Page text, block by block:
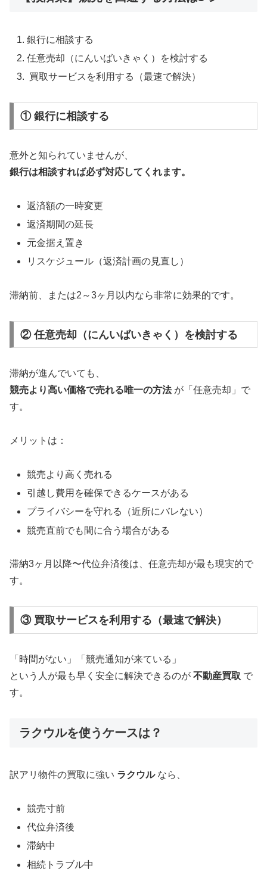
銀行に相談する
任意売却（にんいばいきゃく）を検討する
買取サービスを利用する（最速で解決）
① 銀行に相談する
意外と知られていませんが、
銀行は相談すれば必ず対応してくれます。
返済額の一時変更
返済期間の延長
元金据え置き
リスケジュール（返済計画の見直し）
滞納前、または2～3ヶ月以内なら非常に効果的です。
② 任意売却（にんいばいきゃく）を検討する
滞納が進んでいても、
競売より高い価格で売れる唯一の方法が「任意売却」で
す。
メリットは：
競売より高く売れる
引越し費用を確保できるケースがある
プライバシーを守れる（近所にバレない）
競売直前でも間に合う場合がある
滞納3ヶ月以降〜代位弁済後は、任意売却が最も現実的で
す。
③ 買取サービスを利用する（最速で解決）
「時間がない」「競売通知が来ている」
という人が最も早く安全に解決できるのが 不動産買取 で
す。
ラクウルを使うケースは？
訳アリ物件の買取に強い ラクウルなら、
競売寸前
代位弁済後
滞納中
相続トラブル中